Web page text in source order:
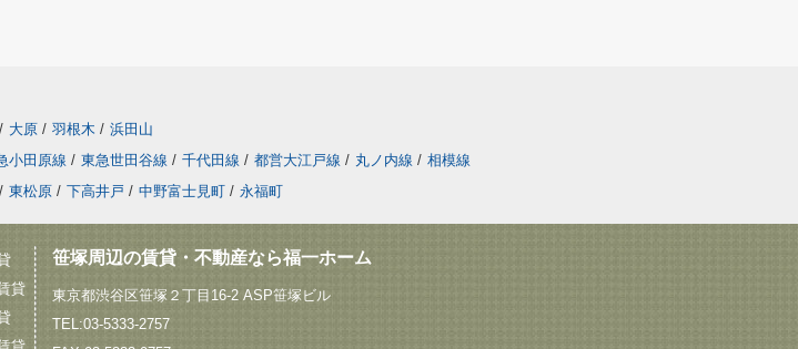
/ 大原 / 羽根木 / 浜田山
小田原線 / 東急世田谷線 / 千代田線 / 都営大江戸線 / 丸ノ内線 / 相模線
/ 東松原 / 下高井戸 / 中野富士見町 / 永福町
貸
笹塚周辺の賃貸・不動産なら福一ホーム
東京都渋谷区笹塚２丁目16-2 ASP笹塚ビル
TEL:03-5333-2757